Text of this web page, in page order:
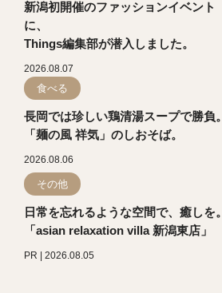
新潟初開催のファッションイベント
に、
Things編集部が潜入しました。
2026.08.07
食べる
長岡では珍しい鶏清湯スープで勝負。
「麺の風 祥気」のしおそば。
2026.08.06
その他
日常を忘れるような空間で、癒しを。
「asian relaxation villa 新潟東店」
PR | 2026.08.05